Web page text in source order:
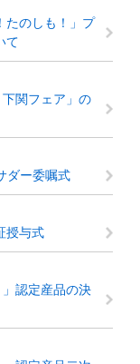
たのしも！」プ
て
下関フェア」の
ダー委嘱式
授与式
」認定産品の決